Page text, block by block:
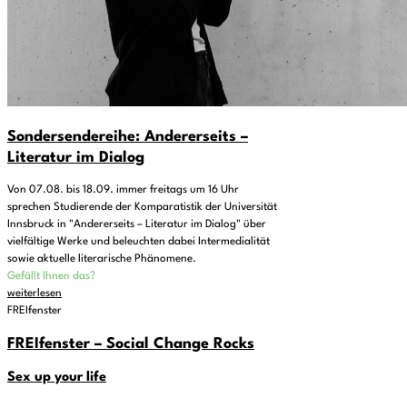
Sondersendereihe: Andererseits –
Literatur im Dialog
Von 07.08. bis 18.09. immer freitags um 16 Uhr
sprechen Studierende der Komparatistik der Universität
Innsbruck in "Andererseits – Literatur im Dialog" über
vielfältige Werke und beleuchten dabei Intermedialität
sowie aktuelle literarische Phänomene.
Gefällt Ihnen das?
weiterlesen
FREIfenster
FREIfenster – Social Change Rocks
Sex up your life